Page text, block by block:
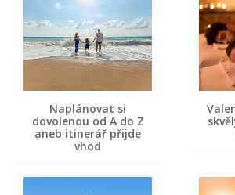
Naplánovat si
dovolenou od A do Z
aneb itinerář přijde
vhod